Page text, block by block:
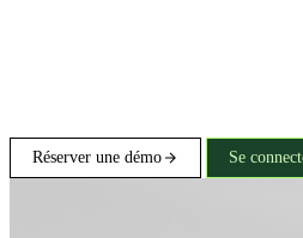
Réserver une démo Se